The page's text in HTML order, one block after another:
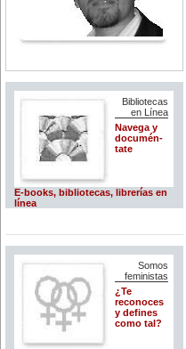
Bibliotecas
en Línea
Navega y
documén-
tate
E-books, bibliotecas, librerías en
línea
Somos
feministas
¿Te
reconoces
y defines
como tal?